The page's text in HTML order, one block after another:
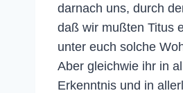
darnach uns, durch
daß wir mußten Titus
unter euch solche
Aber gleichwie ihr in
Erkenntnis und in